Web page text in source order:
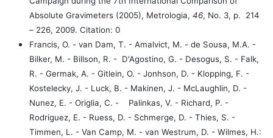
Absolute Gravimeters (2005), Metrologia, 46, No. 3, p.
214
– 226, 2009. Citation: 0
Francis, O. - van Dam, T. - Amalvict, M. - de Sousa, M.A. -
Bilker, M. - Billson, R. - D'Agostino, G. - Desogus, S. - Falk,
R. - Germak, A. - Gitlein, O. - Jonhson, D. - Klopping, F. -
Kostelecky, J. - Luck, B. - Makinen, J. - McLaughlin, D. -
Nunez, E. - Origlia, C. -
Palinkas, V. - Richard, P. -
Rodriguez, E. - Ruess, D. - Schmerge, D. - Thies, S. -
Timmen, L. - Van Camp, M. - van Westrum, D. - Wilmes, H.: